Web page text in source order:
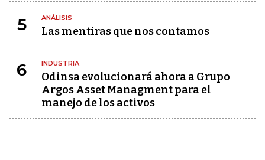
5 ANÁLISIS
Las mentiras que nos contamos
6 INDUSTRIA
Odinsa evolucionará ahora a Grupo
Argos Asset Managment para el
manejo de los activos